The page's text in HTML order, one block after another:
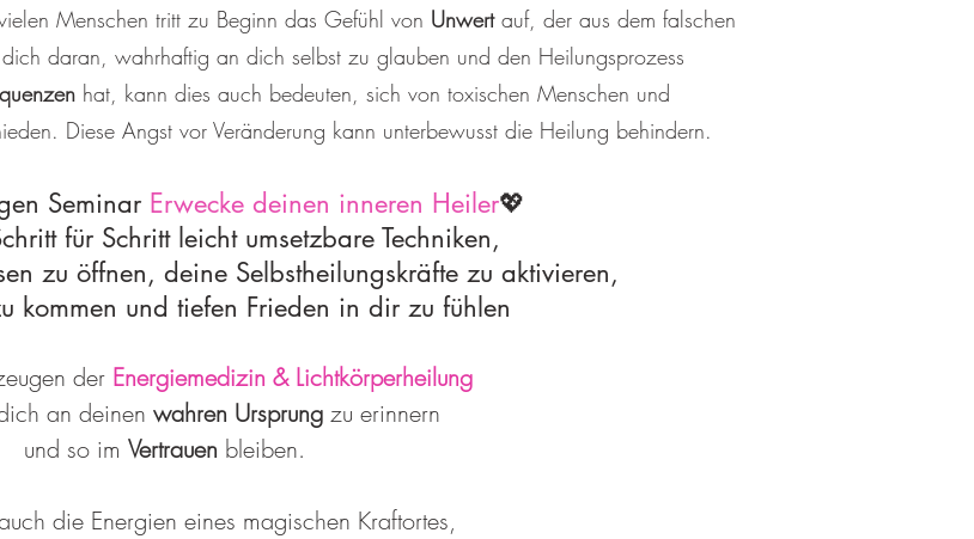
Menschen tritt zu Beginn das Gefühl von Unwert auf, der aus dem falschen
daran, wahrhaftig an dich selbst zu glauben und den Heilungsprozess
hat, kann dies auch bedeuten, sich von toxischen Menschen und
Diese Angst vor Veränderung kann unterbewusst die Heilung behindern.
Seminar Erwecke deinen inneren Heiler💖
für Schritt leicht umsetzbare Techniken,
zu öffnen, deine Selbstheilungskräfte zu aktivieren,
kommen und tiefen Frieden in dir zu fühlen
der Energiemedizin & Lichtkörperheilung
an deinen wahren Ursprung zu erinnern
und so im Vertrauen bleiben.
die Energien eines magischen Kraftortes,